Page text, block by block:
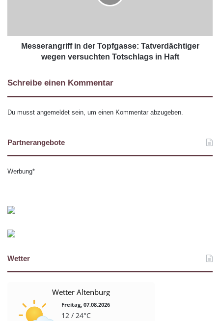
Messerangriff in der Topfgasse: Tatverdächtiger
wegen versuchten Totschlags in Haft
Schreibe einen Kommentar
Du musst angemeldet sein, um einen Kommentar abzugeben.
Partnerangebote
Werbung*
Wetter
Wetter Altenburg
Freitag, 07.08.2026
12 / 24°C